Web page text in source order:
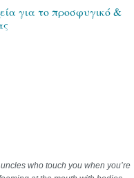
για το προσφυγικό &
who touch you when you’re